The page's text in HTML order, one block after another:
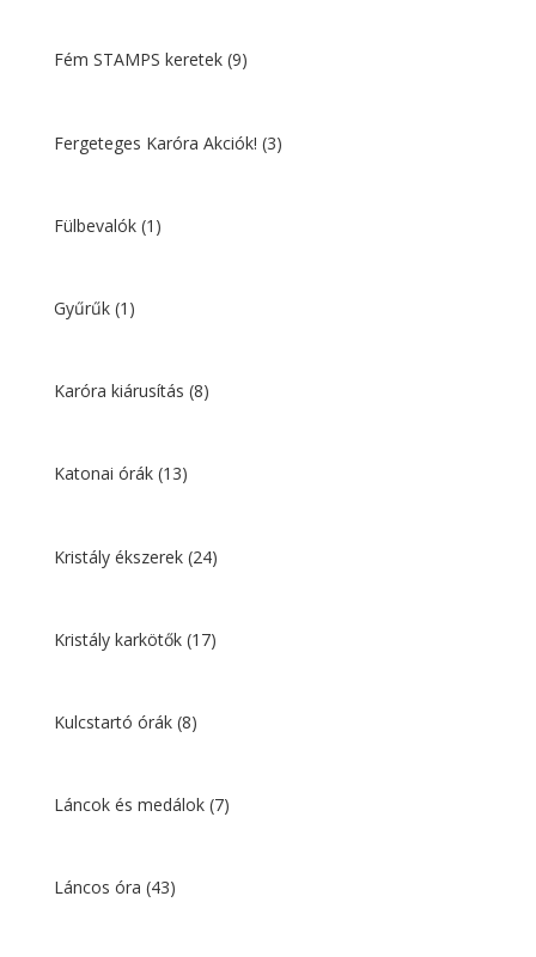
Fém STAMPS keretek (9)
Fergeteges Karóra Akciók! (3)
Fülbevalók (1)
Gyűrűk (1)
Karóra kiárusítás (8)
Katonai órák (13)
Kristály ékszerek (24)
Kristály karkötők (17)
Kulcstartó órák (8)
Láncok és medálok (7)
Láncos óra (43)